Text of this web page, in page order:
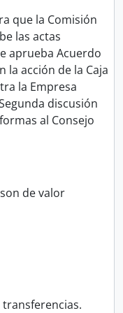
que la Comisión
las actas
aprueba Acuerdo
la acción de la Caja
la Empresa
discusión
al Consejo
de valor